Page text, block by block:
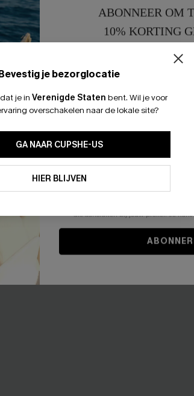
Cover Story Denim Minirok
【AG18】2 met 10% korting
je bezorglocatie
je in Verenigde Staten bent. Wil je voor
overschakelen naar de lokale site?
GA NAAR CUPSHE-US
HIER BLIJVEN
ABONNEER OM
10% KORTING
15%
Door je contactgegevens in te
Algemene
stemt er tevens mee in om
en gepersonaliseerde
winkelwagen) en e-mails van
niet vereist voor een aankoop. We
informatie gebruiken om producten
die aansluiten bij jouw profiel. Je